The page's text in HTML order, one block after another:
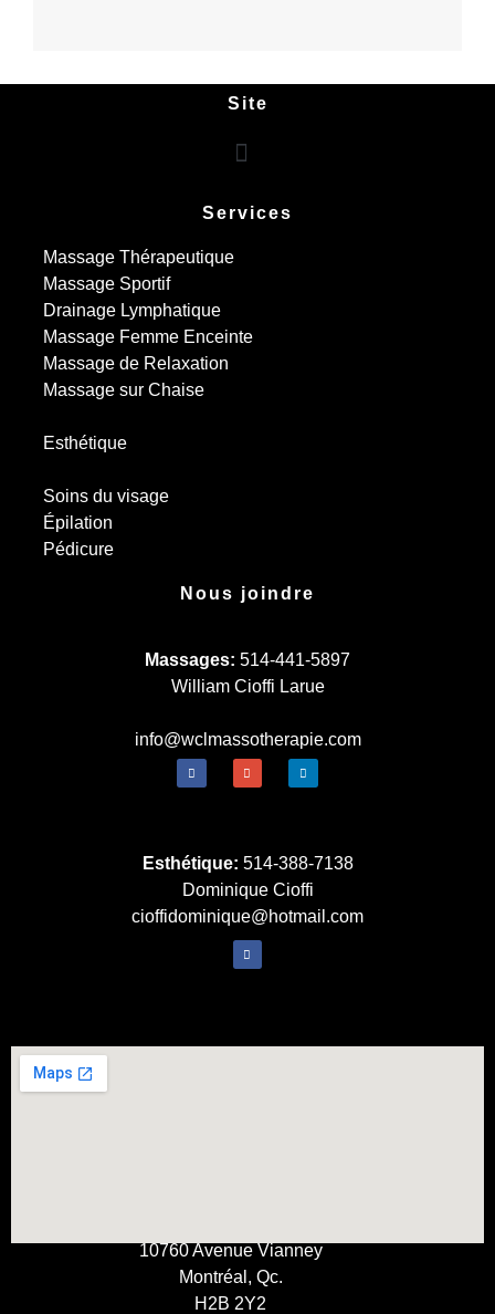
Site
Services
Massage Thérapeutique
Massage Sportif
Drainage Lymphatique
Massage Femme Enceinte
Massage de Relaxation
Massage sur Chaise
Esthétique
Soins du visage
Épilation
Pédicure
Nous joindre
Massages: 514-441-5897
William Cioffi Larue
info@wclmassotherapie.com
Esthétique: 514-388-7138
Dominique Cioffi
cioffidominique@hotmail.com
10760 Avenue Vianney
Montréal, Qc.
H2B 2Y2